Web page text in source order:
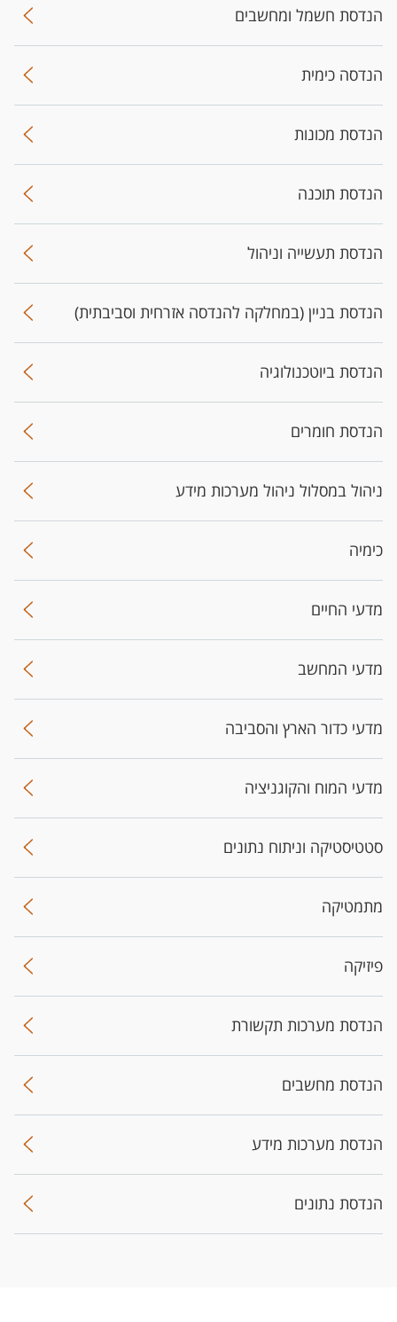
הנדסת חשמל ומחשבים
הנדסה כימית
הנדסת מכונות
הנדסת תוכנה
הנדסת תעשייה וניהול
הנדסת בניין (במחלקה להנדסה אזרחית וסביבתית)
הנדסת ביוטכנולוגיה
הנדסת חומרים
ניהול במסלול ניהול מערכות מידע
כימיה
מדעי החיים
מדעי המחשב
מדעי כדור הארץ והסביבה
מדעי המוח והקוגניציה
סטטיסטיקה וניתוח נתונים
מתמטיקה
פיזיקה
הנדסת מערכות תקשורת
הנדסת מחשבים
הנדסת מערכות מידע
הנדסת נתונים